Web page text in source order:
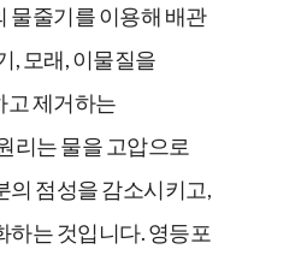
물줄기를 이용해 배관
, 모래, 이물질을
고 제거하는
리는 물을 고압으로
의 점성을 감소시키고,
하는 것입니다. 영등포